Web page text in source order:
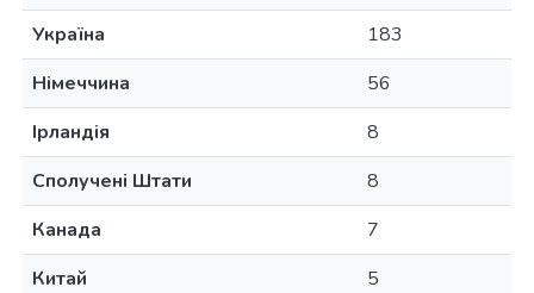
Україна
183
Німеччина
56
Ірландія
8
Сполучені Штати
8
Канада
7
Китай
5